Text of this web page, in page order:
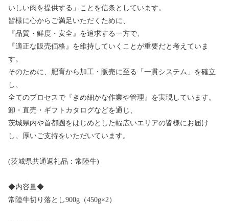
いしい肉を提供する」ことを信条としています。
皆様に心からご満足いただくために、
『品質・鮮度・安全』を追求する一方で、
『適正な販売価格』を維持していくことが重要だと考えていま
す。
そのために、肥育から加工・販売に至る「一貫システム」を確立
し、
全てのプロセスで『きめ細かな作業や管理』を実現しています。
卸・直売・ギフトカタログなどを通じ、
茨城県内や首都圏をはじめとした幅広いエリアの皆様にお届け
し、厚いご支持をいただいています。
(茨城県共通返礼品：常陸牛)
◆内容量◆
常陸牛切り落とし900g（450g×2）